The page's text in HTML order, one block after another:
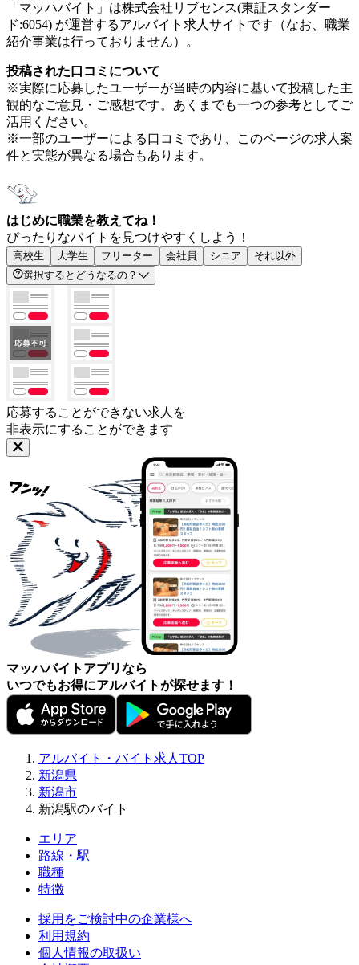
「マッハバイト」は株式会社リブセンス(東証スタンダー
ド:6054) が運営するアルバイト求人サイトです（なお、職業
紹介事業は行っておりません）。
投稿された口コミについて
※実際に応募したユーザーが当時の内容に基いて投稿した主
観的なご意見・ご感想です。あくまでも一つの参考としてご
活用ください。
※一部のユーザーによる口コミであり、このページの求人案
件と実態が異なる場合もあります。
はじめに職業を教えてね！
ぴったりなバイトを見つけやすくしよう！
高校生 大学生 フリーター 会社員 シニア
それ以外
選択するとどうなるの？
応募することができない求人を
非表示にすることができます
マッハバイトアプリなら
いつでもお得にアルバイトが探せます！
アルバイト・バイト求人TOP
新潟県
新潟市
新潟駅のバイト
エリア
路線・駅
職種
特徴
採用をご検討中の企業様へ
利用規約
個人情報の取扱い